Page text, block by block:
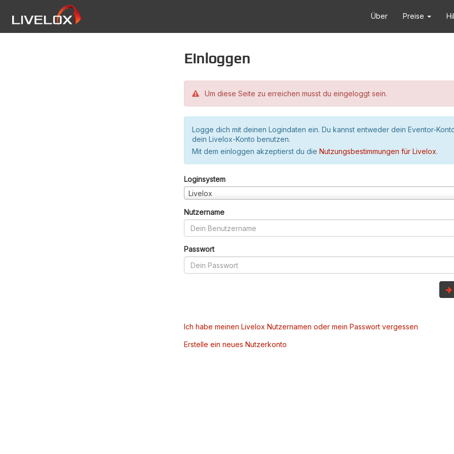
Über Preise
Einloggen
Um diese Seite zu erreichen musst du eingeloggt sein.
Logge dich mit deinen Logindaten ein. Du kannst entweder dein Eventor-
dein Livelox-Konto benutzen.
Mit dem einloggen akzeptierst du die Nutzungsbestimmungen für Livelox.
Loginsystem
Livelox
Nutzername
Passwort
Ich habe meinen Livelox Nutzernamen oder mein Passwort vergessen
Erstelle ein neues Nutzerkonto